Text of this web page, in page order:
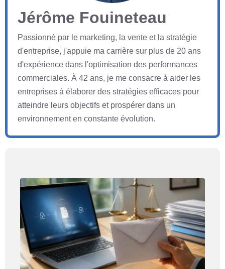
Jérôme Fouineteau
Passionné par le marketing, la vente et la stratégie
d'entreprise, j'appuie ma carrière sur plus de 20 ans
d'expérience dans l'optimisation des performances
commerciales. À 42 ans, je me consacre à aider les
entreprises à élaborer des stratégies efficaces pour
atteindre leurs objectifs et prospérer dans un
environnement en constante évolution.